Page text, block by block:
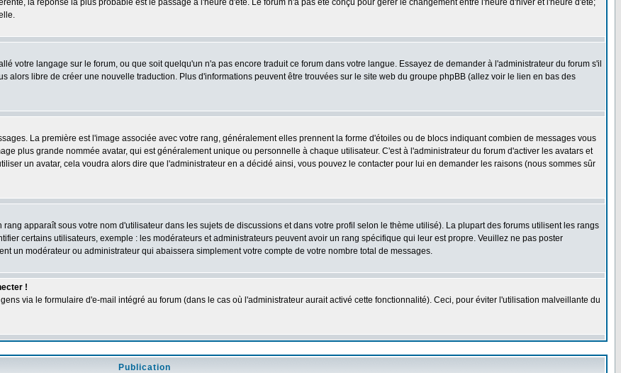
la réponse la plus probable est le passage à l'heure d'été. Le forum n'a pas été conçu pour gérer le changement entre l'heure d'hiver et l'heure d'été;
votre langage sur le forum, ou que soit quelqu'un n'a pas encore traduit ce forum dans votre langue. Essayez de demander à l'administrateur du forum s'il
alors libre de créer une nouvelle traduction. Plus d'informations peuvent être trouvées sur le site web du groupe phpBB (allez voir le lien en bas des
La première est l'image associée avec votre rang, généralement elles prennent la forme d'étoiles ou de blocs indiquant combien de messages vous
plus grande nommée avatar, qui est généralement unique ou personnelle à chaque utilisateur. C'est à l'administrateur du forum d'activer les avatars et
un avatar, cela voudra alors dire que l'administrateur en a décidé ainsi, vous pouvez le contacter pour lui en demander les raisons (nous sommes sûr
apparaît sous votre nom d'utilisateur dans les sujets de discussions et dans votre profil selon le thème utilisé). La plupart des forums utilisent les rangs
certains utilisateurs, exemple : les modérateurs et administrateurs peuvent avoir un rang spécifique qui leur est propre. Veuillez ne pas poster
un modérateur ou administrateur qui abaissera simplement votre compte de votre nombre total de messages.
!
via le formulaire d'e-mail intégré au forum (dans le cas où l'administrateur aurait activé cette fonctionnalité). Ceci, pour éviter l'utilisation malveillante du
Publication